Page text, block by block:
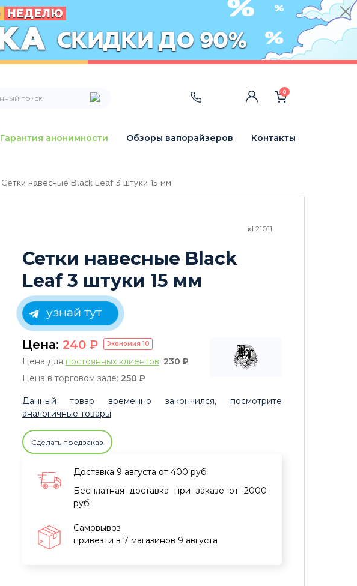
0
Гарантия анонимности Обзоры вапорайзеров Контакты
Сетки навесные Black Leaf 3 штуки 15 мм
id 21011
Сетки навесные Black
Leaf 3 штуки 15 мм
узнай тут
Цена: 240 P Экономия 10
Цена для постоянных клиентов: 230 P
Цена в торговом зале: 250 P
Данный товар временно закончился, посмотрите
аналогичные товары
Сделать предзаказ
Доставка 9 августа от 400 руб
Бесплатная доставка при заказе от 2000
руб
Самовывоз
привезти в 7 магазинов 9 августа